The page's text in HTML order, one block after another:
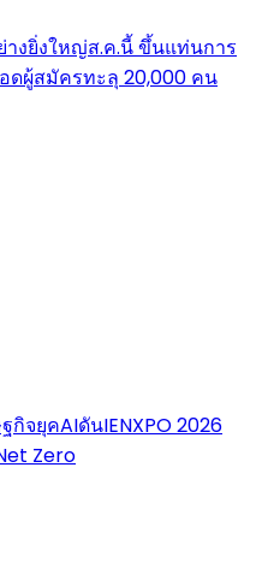
างยิ่งใหญ่ส.ค.นี้ ขึ้นแท่นการ
ดผู้สมัครทะลุ 20,000 คน
กิจยุคAIดันIENXPO 2026
Zero